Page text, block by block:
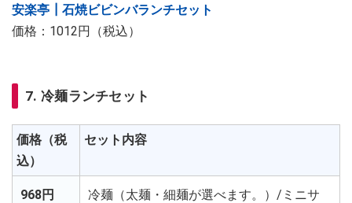
安楽亭┃石焼ビビンバランチセット
価格：1012円（税込）
7. 冷麺ランチセット
価格（税
込）
セット内容
968円
冷麺（太麺・細麺が選べます。）/ミニサ